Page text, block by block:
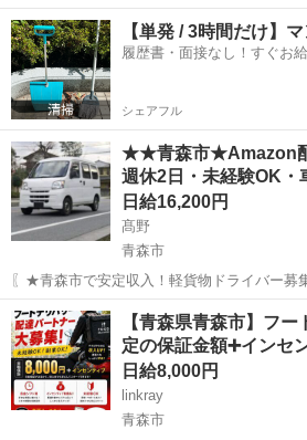
ピッキング作業 ・ピッキングする商品を上
クリフトにて下段へ降ろす作業 ・トラックに
ークリフトで倉庫内へ移動し予備棚...
青森 青森市 新青森駅 ドライバー
【単発 / 3時間だけ】
履歴書・面接なし！すぐお
シェアフル
★★青森市★Amazon配
週休2日・未経験OK
日給16,200円
髙野
青森市
〖★青森市で安定収入！軽貨物ドライバー募
未経験OK！大手企業との連携で【安定した
個人宅への小口配送なので、重たい荷物はあ
OK」「車両レンタルあり」でプライ...
青森 青森市 ドライバー Amazon
【青森県青森市】フ
定の保証金額➕インセ
日給8,000円
linkray
青森市